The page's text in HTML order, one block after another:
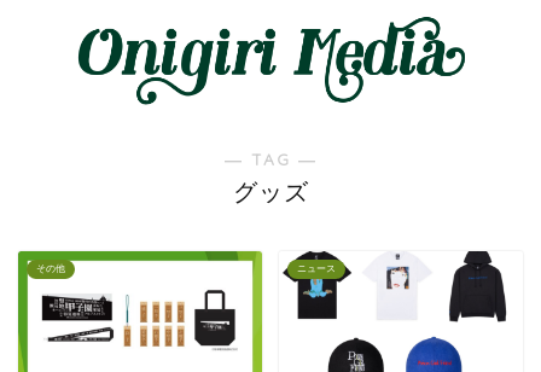
― TAG ―
グッズ
その他 ニュース